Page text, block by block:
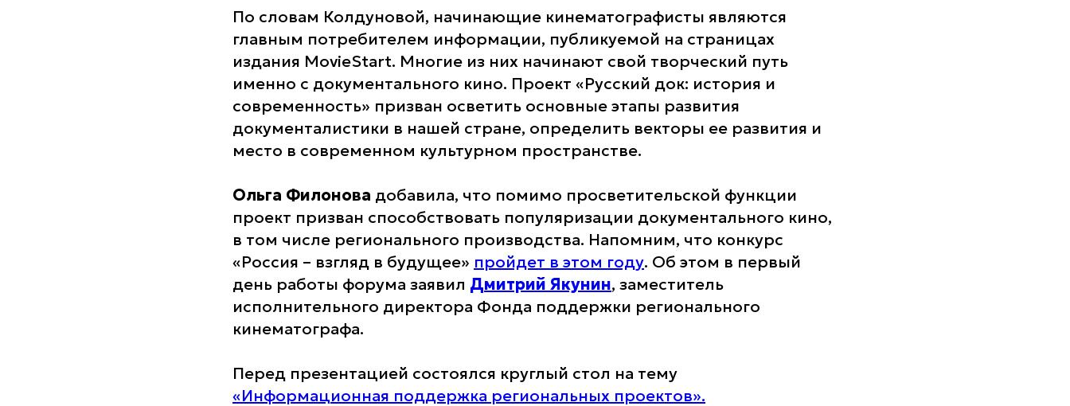
По словам Колдуновой, начинающие кинематографисты являются
главным потребителем информации, публикуемой на страницах
издания MovieStart. Многие из них начинают свой творческий путь
именно с документального кино. Проект «Русский док: история и
современность» призван осветить основные этапы развития
документалистики в нашей стране, определить векторы ее развития и
место в современном культурном пространстве.
Ольга Филонова добавила, что помимо просветительской функции
проект призван способствовать популяризации документального кино,
в том числе регионального производства. Напомним, что конкурс
«Россия – взгляд в будущее» пройдет в этом году. Об этом в первый
день работы форума заявил Дмитрий Якунин, заместитель
исполнительного директора Фонда поддержки регионального
кинематографа.
Перед презентацией состоялся круглый стол на тему
«Информационная поддержка региональных проектов».